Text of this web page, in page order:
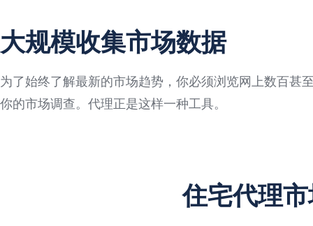
大规模收集市场数据
为了始终了解最新的市场趋势，你必须浏览网上数百甚
你的市场调查。代理正是这样一种工具。
住宅代理